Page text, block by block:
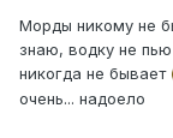
Морды никому не
знаю, водку не
никогда не бывает
очень... надоело